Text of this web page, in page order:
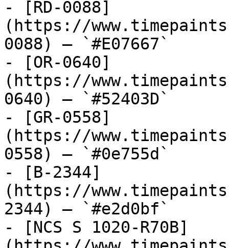
- [RD-0088]
(https://
0088) — `#E07667`
- [OR-0640]
(https://
0640) — `#52403D`
- [GR-0558]
(https://
0558) — `#0e755d`
- [B-2344]
(https://
2344) — `#e2d0bf`
- [NCS S 1020-R70B]